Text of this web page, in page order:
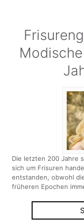
Die letzten 200 Jahre
sich um Frisuren
entstanden, obwohl
früheren Epochen